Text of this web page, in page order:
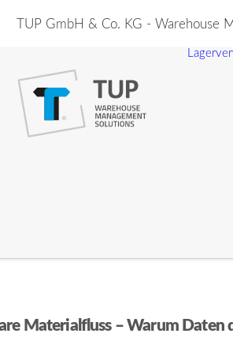
TUP GmbH & Co. KG - Warehouse
Materialfluss – Warum